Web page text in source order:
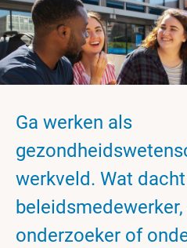
Ga werken als
werkveld. Wat
onderzoeker of